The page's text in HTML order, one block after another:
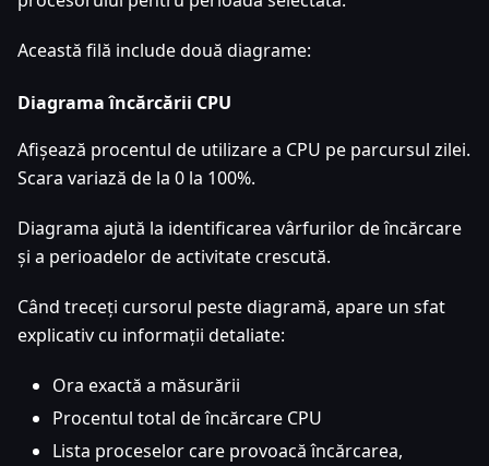
Această filă include două diagrame:
Diagrama încărcării CPU
Afișează procentul de utilizare a CPU pe parcursul zilei.
Scara variază de la 0 la 100%.
Diagrama ajută la identificarea vârfurilor de încărcare
și a perioadelor de activitate crescută.
Când treceți cursorul peste diagramă, apare un sfat
explicativ cu informații detaliate:
Ora exactă a măsurării
Procentul total de încărcare CPU
Lista proceselor care provoacă încărcarea,